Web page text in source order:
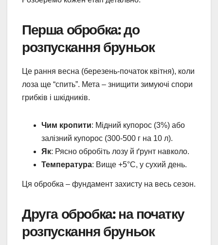
Перша обробка: до
розпускання бруньок
Це рання весна (березень-початок квітня), коли
лоза ще “спить”. Мета – знищити зимуючі спори
грибків і шкідників.
Чим кропити: Мідний купорос (3%) або
залізний купорос (300-500 г на 10 л).
Як: Рясно обробіть лозу й ґрунт навколо.
Температура: Вище +5°C, у сухий день.
Ця обробка – фундамент захисту на весь сезон.
Друга обробка: на початку
розпускання бруньок